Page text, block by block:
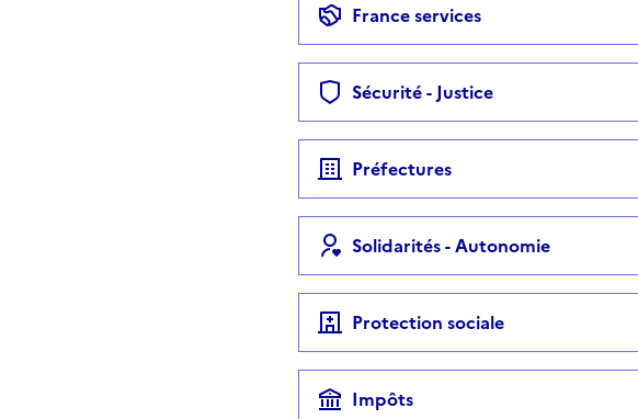
France services
Sécurité - Justice
Préfectures
Solidarités - Autonomie
Protection sociale
Impôts